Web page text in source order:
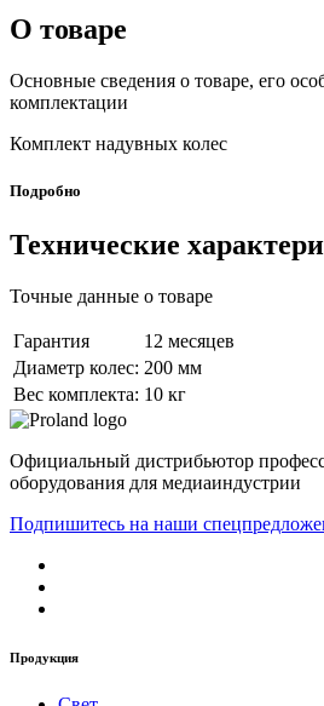
О товаре
Основные сведения о товаре, его
комплектации
Комплект надувных колес
Подробно
Технические
Точные данные о товаре
Гарантия
12 месяцев
Диаметр колес: 200 мм
Вес комплекта: 10 кг
Официальный дистрибьютор
оборудования для медиаиндустрии
Подпишитесь на наши
Продукция